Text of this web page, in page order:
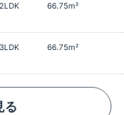
2LDK
66.75m²
3LDK
66.75m²
る